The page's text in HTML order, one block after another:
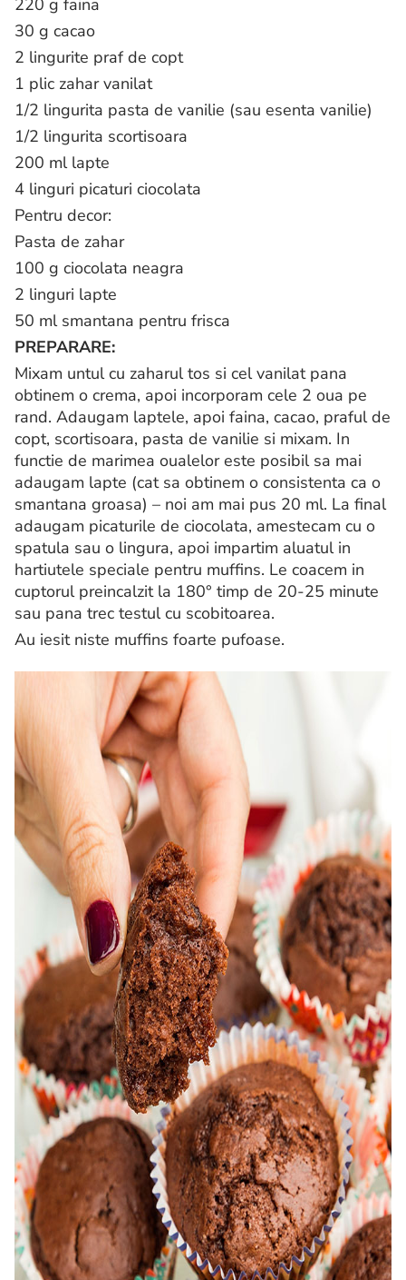
220 g faina
30 g cacao
2 lingurite praf de copt
1 plic zahar vanilat
1/2 lingurita pasta de vanilie (sau esenta vanilie)
1/2 lingurita scortisoara
200 ml lapte
4 linguri picaturi ciocolata
Pentru decor:
Pasta de zahar
100 g ciocolata neagra
2 linguri lapte
50 ml smantana pentru frisca
PREPARARE:
Mixam untul cu zaharul tos si cel vanilat pana
obtinem o crema, apoi incorporam cele 2 oua pe
rand. Adaugam laptele, apoi faina, cacao, praful de
copt, scortisoara, pasta de vanilie si mixam. In
functie de marimea oualelor este posibil sa mai
adaugam lapte (cat sa obtinem o consistenta ca o
smantana groasa) – noi am mai pus 20 ml. La final
adaugam picaturile de ciocolata, amestecam cu o
spatula sau o lingura, apoi impartim aluatul in
hartiutele speciale pentru muffins. Le coacem in
cuptorul preincalzit la 180° timp de 20-25 minute
sau pana trec testul cu scobitoarea.
Au iesit niste muffins foarte pufoase.